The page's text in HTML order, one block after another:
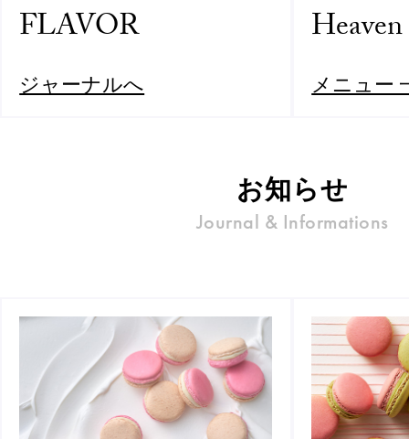
FLAVOR
ジャーナルへ
Heaven
メニュー
お知らせ
Journal & Informations